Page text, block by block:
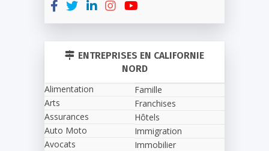
ENTREPRISES EN CALIFORNIE
NORD
Alimentation
Arts
Assurances
Auto Moto
Avocats
Famille
Franchises
Hôtels
Immigration
Immobilier